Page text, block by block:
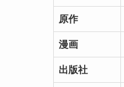
原作
漫画
出版社